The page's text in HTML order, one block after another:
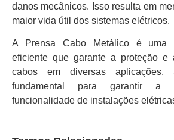
danos mecânicos. Isso resulta em
maior vida útil dos sistemas elétricos.
A Prensa Cabo Metálico é uma
eficiente que garante a proteção e
cabos em diversas
fundamental para garantir a
funcionalidade de instalações